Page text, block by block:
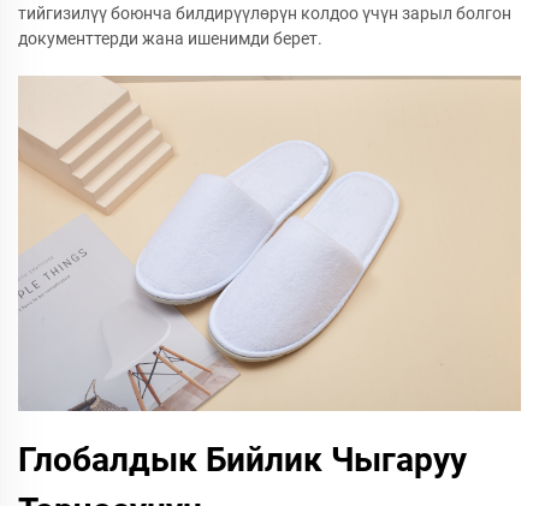
тийгизилүү боюнча билдирүүлөрүн колдоо үчүн зарыл болгон
документтерди жана ишенимди берет.
Глобалдык Бийлик Чыгаруу